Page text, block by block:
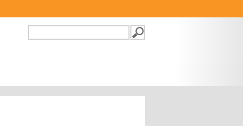
FORMULAIRE DE